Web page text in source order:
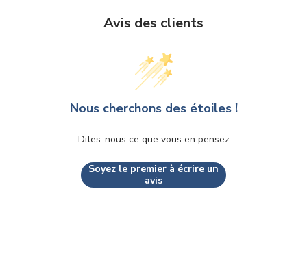
Avis des clients
Nous cherchons des étoiles !
Dites-nous ce que vous en pensez
Soyez le premier à écrire un
avis